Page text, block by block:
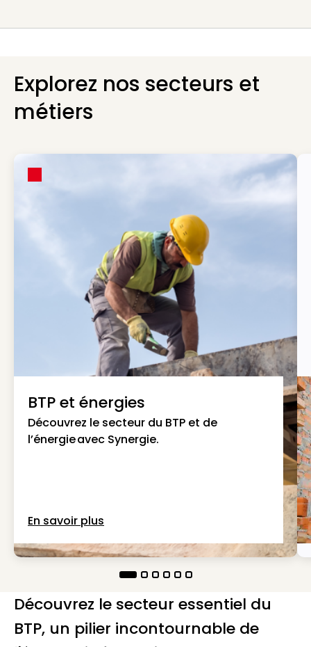
Explorez nos secteurs et
métiers
BTP et énergies
Découvrez le secteur du BTP et de
l’énergie avec Synergie.
En savoir plus
Découvrez le secteur essentiel du
BTP, un pilier incontournable de